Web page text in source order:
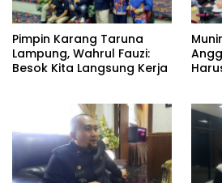
Pimpin Karang Taruna
Lampung, Wahrul Fauzi:
Besok Kita Langsung Kerja